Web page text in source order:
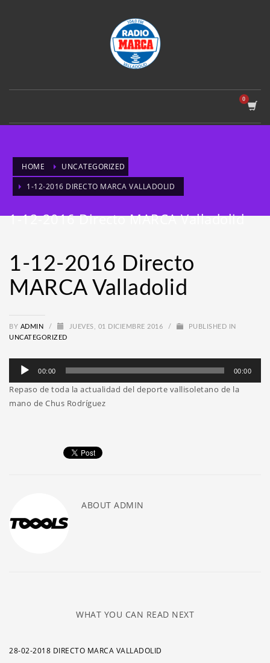
HOME
UNCATEGORIZED
1-12-2016 DIRECTO MARCA VALLADOLID
1-12-2016 Directo MARCA Valladolid
1-12-2016 Directo
MARCA Valladolid
BY ADMIN / JUEVES, 01 DICIEMBRE 2016 /
PUBLISHED IN
UNCATEGORIZED
Reproductor
audio
00:00 00:00
Repaso de toda la actualidad del deporte vallisoletano de la
mano de Chus Rodríguez
ABOUT ADMIN
WHAT YOU CAN READ NEXT
28-02-2018 DIRECTO MARCA VALLADOLID